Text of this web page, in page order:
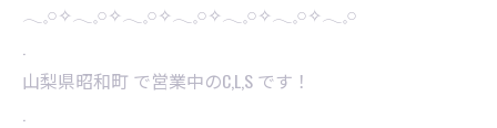
𓂃𓈒𓏸✧︎𓂃𓈒𓏸✧︎𓂃𓈒𓏸✧︎𓂃𓈒𓏸✧︎𓂃𓈒𓏸✧︎𓂃𓈒𓏸✧︎𓂃𓈒𓏸
.
山梨県昭和町 で営業中のC,L,S です！
.